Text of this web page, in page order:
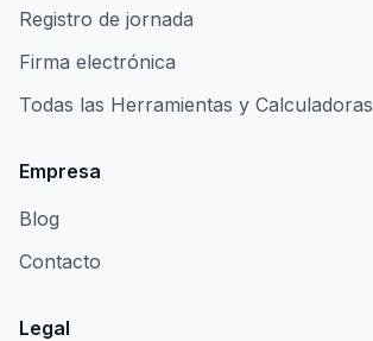
Registro de jornada
Firma electrónica
Todas las Herramientas y Calculadoras
Empresa
Blog
Contacto
Legal